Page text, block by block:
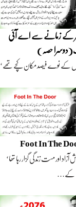
کے زمانے سے اے آئی
حصہ)
کے نوے فیصد مکان کچے تھے‘
Foot In The
آزاد اور مست زندگی گزار رہا تھا‘
کے…